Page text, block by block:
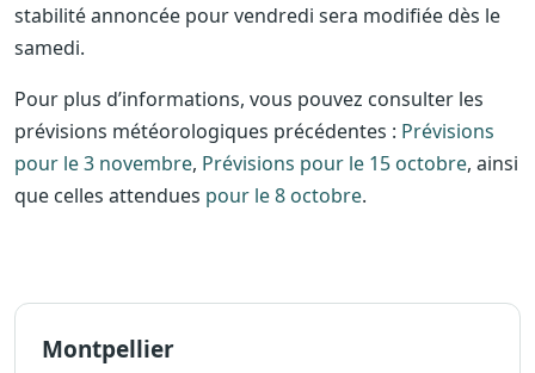
stabilité annoncée pour vendredi sera modifiée dès le
samedi.
Pour plus d’informations, vous pouvez consulter les
prévisions météorologiques précédentes : Prévisions
pour le 3 novembre, Prévisions pour le 15 octobre, ainsi
que celles attendues pour le 8 octobre.
Montpellier